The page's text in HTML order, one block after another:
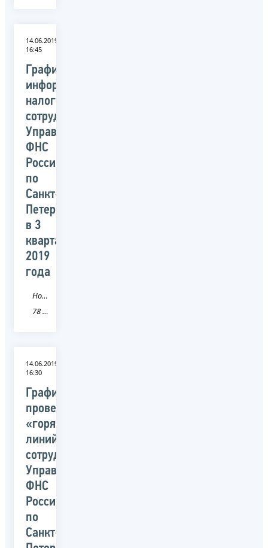
14.06.2019
16:45
График
информирования
налогоплательщиков
сотрудниками
Управления
ФНС
России
по
Санкт-
Петербургу
в 3
квартале
2019
года
Новость
78 Санкт-Петербург
14.06.2019
16:30
График
проведения
«горячих
линий»
сотрудниками
Управления
ФНС
России
по
Санкт-